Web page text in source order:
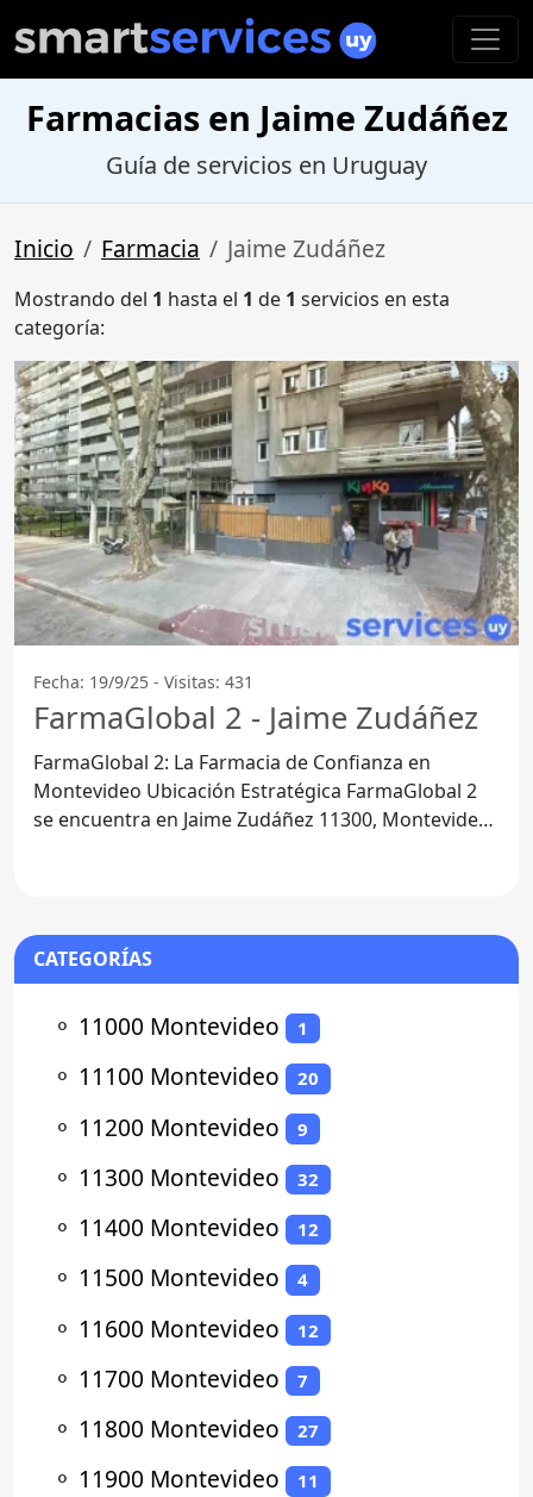
Farmacias en Jaime Zudáñez
Guía de servicios en Uruguay
Inicio Farmacia Jaime Zudáñez
Mostrando del 1 hasta el 1 de 1 servicios en esta
categoría:
Fecha: 19/9/25 - Visitas: 431
FarmaGlobal 2 - Jaime Zudáñez
FarmaGlobal 2: La Farmacia de Confianza en
Montevideo Ubicación Estratégica FarmaGlobal 2
se encuentra en Jaime Zudáñez 11300, Montevideo,
CATEGORÍAS
⚬ 11000 Montevideo 1
⚬ 11100 Montevideo 20
⚬ 11200 Montevideo 9
⚬ 11300 Montevideo 32
⚬ 11400 Montevideo 12
⚬ 11500 Montevideo 4
⚬ 11600 Montevideo 12
⚬ 11700 Montevideo 7
⚬ 11800 Montevideo 27
⚬ 11900 Montevideo 11